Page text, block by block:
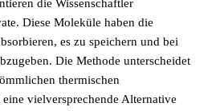
die Wissenschaftler
Diese Moleküle haben die
es zu speichern und bei
Die Methode unterscheidet
thermischen
vielversprechende Alternative